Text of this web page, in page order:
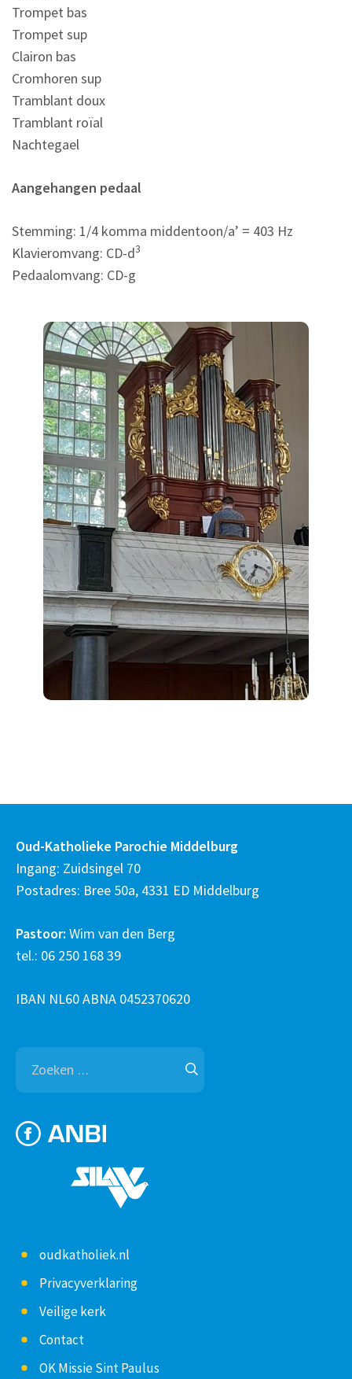
Trompet bas
Trompet sup
Clairon bas
Cromhoren sup
Tramblant doux
Tramblant roïal
Nachtegael
Aangehangen pedaal
Stemming: 1/4 komma middentoon/a’ = 403 Hz
Klavieromvang: CD-d3
Pedaalomvang: CD-g
Oud-Katholieke Parochie Middelburg
Ingang: Zuidsingel 70
Postadres: Bree 50a, 4331 ED Middelburg
Pastoor: Wim van den Berg
tel.: 06 250 168 39
IBAN NL60 ABNA 0452370620
Zoeken
naar:
oudkatholiek.nl
Privacyverklaring
Veilige kerk
Contact
OK Missie Sint Paulus